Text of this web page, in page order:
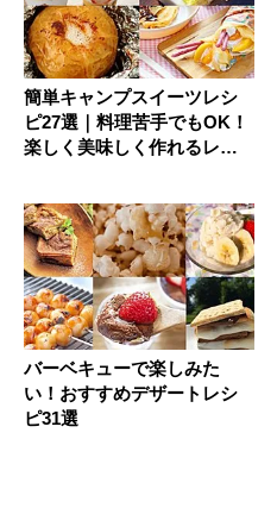
簡単キャンプスイーツレシ
ピ27選｜料理苦手でもOK！
楽しく美味しく作れるレシ
バーベキューで楽しみた
い！おすすめデザートレシ
ピ31選